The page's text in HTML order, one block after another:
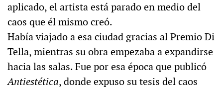
aplicado, el artista está parado en medio del
caos que él mismo creó.
Había viajado a esa ciudad gracias al Premio Di
Tella, mientras su obra empezaba a expandirse
hacia las salas. Fue por esa época que publicó
Antiestética, donde expuso su tesis del caos